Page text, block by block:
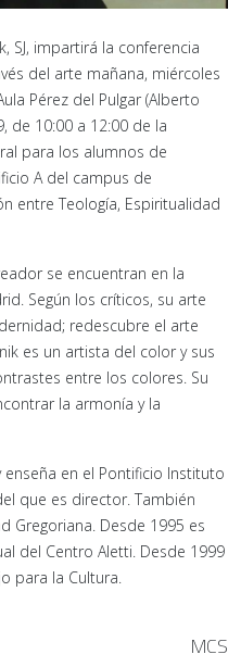
SJ, impartirá la conferencia
del arte mañana, miércoles
Pérez del Pulgar (Alberto
de 10:00 a 12:00 de la
para los alumnos de
A del campus de
entre Teología, Espiritualidad
se encuentran en la
Según los críticos, su arte
redescubre el arte
es un artista del color y sus
entre los colores. Su
la armonía y la
en el Pontificio Instituto
que es director. También
Gregoriana. Desde 1995 es
del Centro Aletti. Desde 1999
para la Cultura.
MCS